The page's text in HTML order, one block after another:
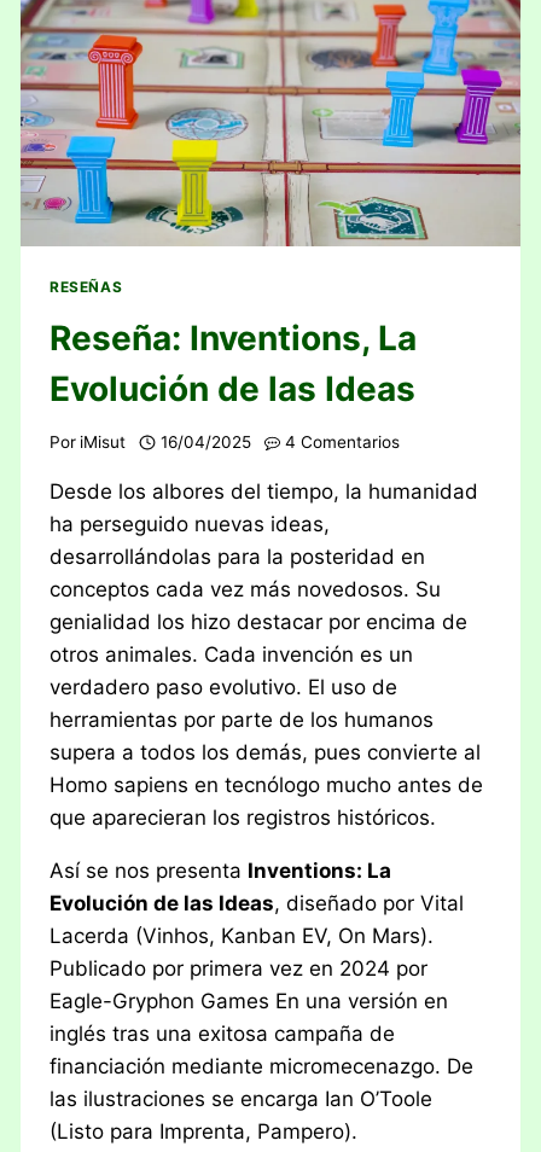
RESEÑAS
Reseña: Inventions, La
Evolución de las Ideas
Por iMisut 16/04/2025 4 Comentarios
Desde los albores del tiempo, la humanidad
ha perseguido nuevas ideas,
desarrollándolas para la posteridad en
conceptos cada vez más novedosos. Su
genialidad los hizo destacar por encima de
otros animales. Cada invención es un
verdadero paso evolutivo. El uso de
herramientas por parte de los humanos
supera a todos los demás, pues convierte al
Homo sapiens en tecnólogo mucho antes de
que aparecieran los registros históricos.
Así se nos presenta Inventions: La
Evolución de las Ideas, diseñado por Vital
Lacerda (Vinhos, Kanban EV, On Mars).
Publicado por primera vez en 2024 por
Eagle-Gryphon Games En una versión en
inglés tras una exitosa campaña de
financiación mediante micromecenazgo. De
las ilustraciones se encarga Ian O’Toole
(Listo para Imprenta, Pampero).